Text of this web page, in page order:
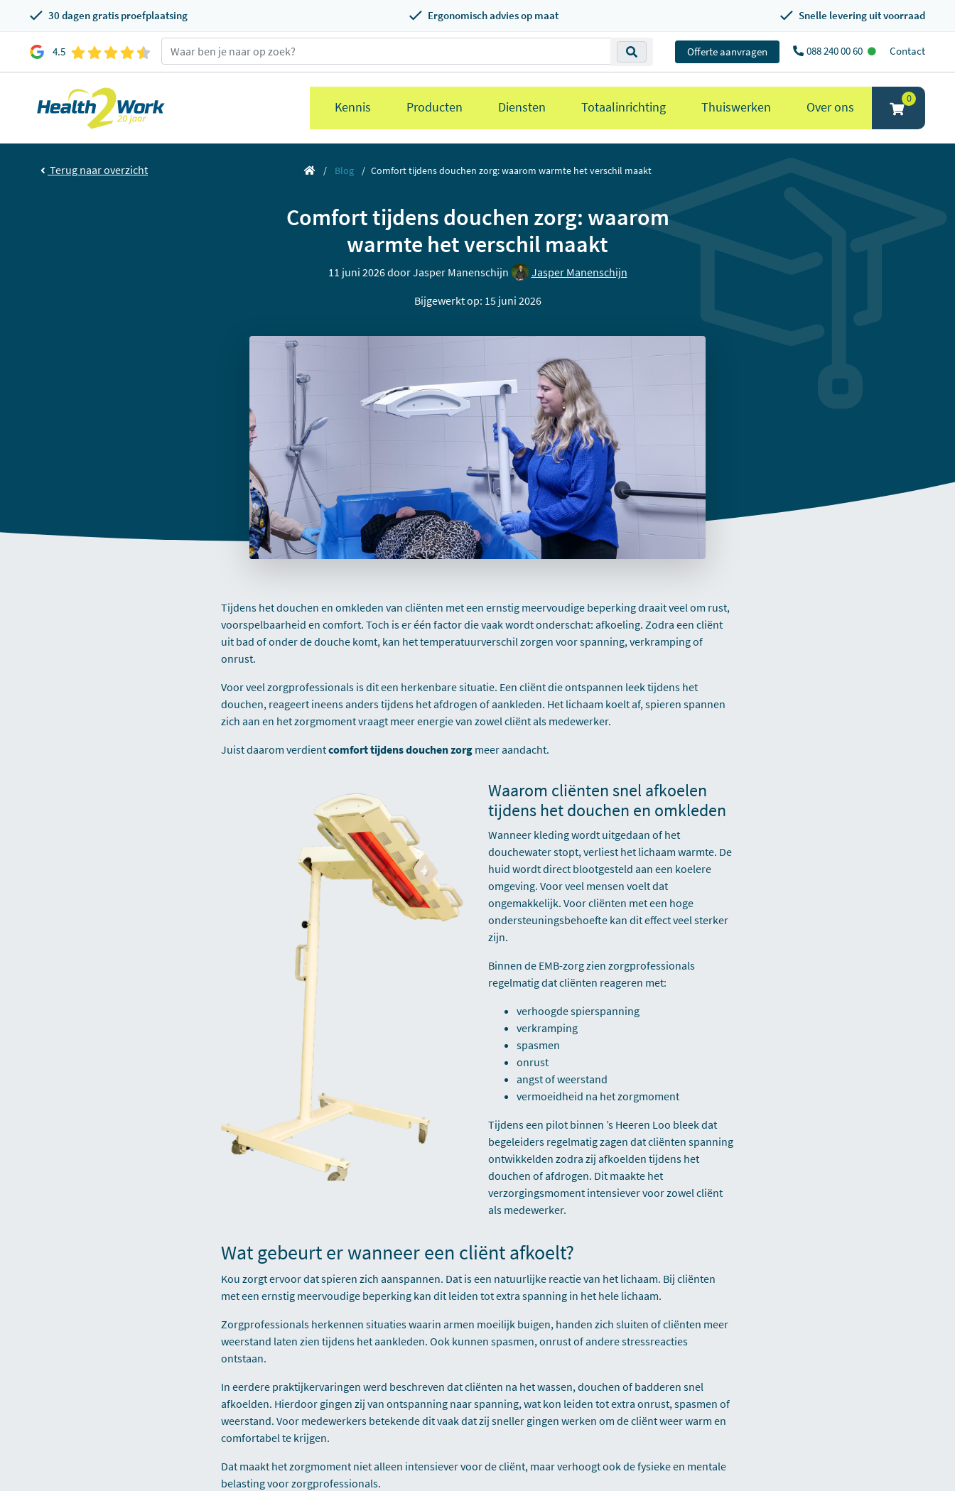
30 dagen gratis proefplaatsing Ergonomisch advies op maat Snelle levering uit voorraad
4.5 Offerte aanvragen 088 240 00 60 Contact
Kennis Producten Diensten Totaalinrichting Thuiswerken Over ons
0
Terug naar overzicht Blog Comfort tijdens douchen zorg: waarom warmte het verschil maakt
Comfort tijdens douchen zorg: waarom
warmte het verschil maakt
11 juni 2026 doorJasper Manenschijn
Jasper Manenschijn
Bijgewerkt op: 15 juni 2026
Tijdens het douchen en omkleden van cliënten met een ernstig meervoudige beperking draait veel om rust,
voorspelbaarheid en comfort. Toch is er één factor die vaak wordt onderschat: afkoeling. Zodra een cliënt
uit bad of onder de douche komt, kan het temperatuurverschil zorgen voor spanning, verkramping of
onrust.
Voor veel zorgprofessionals is dit een herkenbare situatie. Een cliënt die ontspannen leek tijdens het
douchen, reageert ineens anders tijdens het afdrogen of aankleden. Het lichaam koelt af, spieren spannen
zich aan en het zorgmoment vraagt meer energie van zowel cliënt als medewerker.
Juist daarom verdientcomfort tijdens douchen zorgmeer aandacht.
Waarom cliënten snel afkoelen
tijdens het douchen en omkleden
Wanneer kleding wordt uitgedaan of het
douchewater stopt, verliest het lichaam warmte. De
huid wordt direct blootgesteld aan een koelere
omgeving. Voor veel mensen voelt dat
ongemakkelijk. Voor cliënten met een hoge
ondersteuningsbehoefte kan dit effect veel sterker
zijn.
Binnen de EMB-zorg zien zorgprofessionals
regelmatig dat cliënten reageren met:
verhoogde spierspanning
verkramping
spasmen
onrust
angst of weerstand
vermoeidheid na het zorgmoment
Tijdens een pilot binnen ’s Heeren Loo bleek dat
begeleiders regelmatig zagen dat cliënten spanning
ontwikkelden zodra zij afkoelden tijdens het
douchen of afdrogen. Dit maakte het
verzorgingsmoment intensiever voor zowel cliënt
als medewerker.
Wat gebeurt er wanneer een cliënt afkoelt?
Kou zorgt ervoor dat spieren zich aanspannen. Dat is een natuurlijke reactie van het lichaam. Bij cliënten
met een ernstig meervoudige beperking kan dit leiden tot extra spanning in het hele lichaam.
Zorgprofessionals herkennen situaties waarin armen moeilijk buigen, handen zich sluiten of cliënten meer
weerstand laten zien tijdens het aankleden. Ook kunnen spasmen, onrust of andere stressreacties
ontstaan.
In eerdere praktijkervaringen werd beschreven dat cliënten na het wassen, douchen of badderen snel
afkoelden. Hierdoor gingen zij van ontspanning naar spanning, wat kon leiden tot extra onrust, spasmen of
weerstand. Voor medewerkers betekende dit vaak dat zij sneller gingen werken om de cliënt weer warm en
comfortabel te krijgen.
Dat maakt het zorgmoment niet alleen intensiever voor de cliënt, maar verhoogt ook de fysieke en mentale
belasting voor zorgprofessionals.